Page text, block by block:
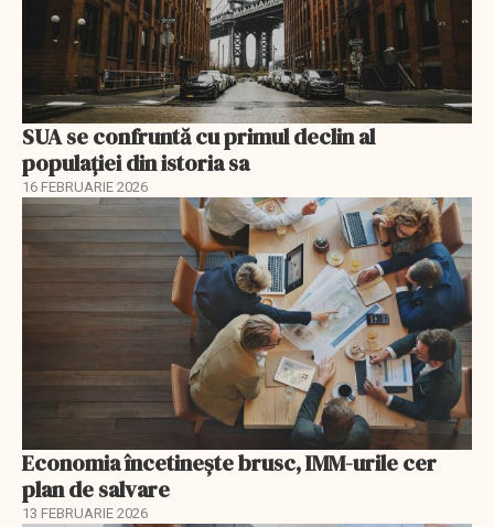
SUA se confruntă cu primul declin al
populației din istoria sa
16 FEBRUARIE 2026
Economia încetinește brusc, IMM-urile cer
plan de salvare
13 FEBRUARIE 2026